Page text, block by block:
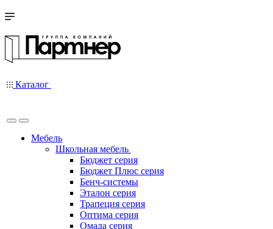
Каталог
Мебель
Школьная мебель
Бюджет серия
Бюджет Плюс серия
Бенч-системы
Эталон серия
Трапеция серия
Оптима серия
Омада серия